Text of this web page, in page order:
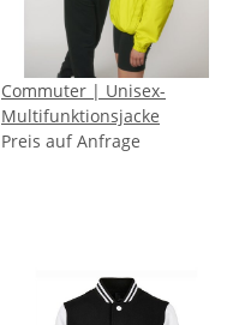
Commuter | Unisex-
Multifunktionsjacke
Preis auf Anfrage